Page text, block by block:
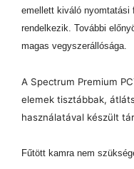
emellett kiváló nyomtatási
rendelkezik. További
magas vegyszerállósága.
A Spectrum Premium
elemek tisztábbak,
használatával készült
Fűtött kamra nem